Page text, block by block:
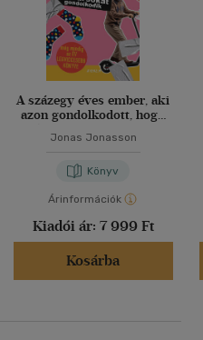
A százegy éves ember, aki
azon gondolkodott, hogy
Jonas Jonasson
Könyv
Árinformációk
Kiadói ár: 7 999 Ft
Kosárba